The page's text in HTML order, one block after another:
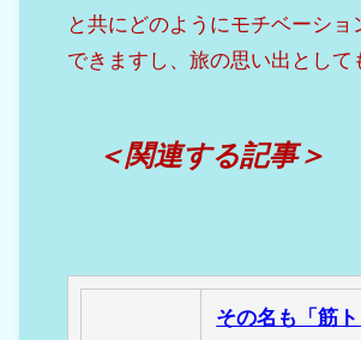
と共にどのようにモチベーシ
できますし、旅の思い出として
＜関連する記事＞
その名も「筋